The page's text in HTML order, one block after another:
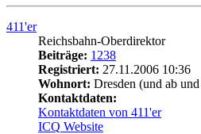
411'er
Reichsbahn-Oberdirektor
Beiträge: 1238
Registriert: 27.11.2006 10:36
Wohnort: Dresden (und ab
Kontaktdaten:
Kontaktdaten von 411'er
ICQ Website